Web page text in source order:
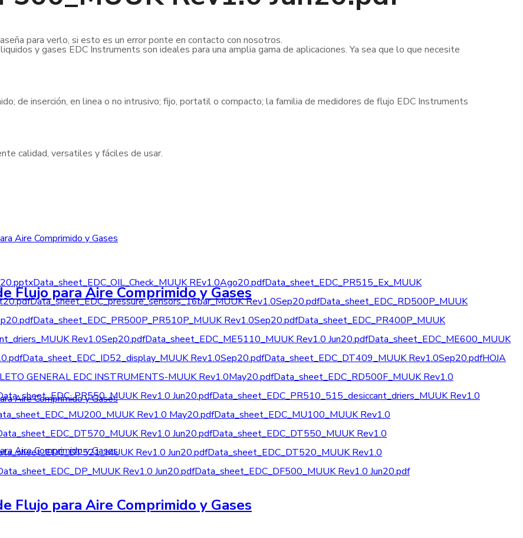
y gases EDC Instruments son ideales para una amplia gama de aplicaciones. Ya sea que lo que necesite
de inserción, en linea o no intrusivo; fijo, portatil o compacto; la familia de medidores de flujo EDC Instruments
calidad, versatiles y fáciles de usar.
Flujo para Aire Comprimido y Gases
Flujo para Aire Comprimido y Gases
para verlo, si esto es un error ponte en contacto con nosotros.
Data_sheet_EDC_OIL_Check_MUUK REv1.0Ago20.pdfData_sheet_EDC_PR515_Ex_MUUK
Data_sheet_EDC_pressure_sensors_16bar_MUUK Rev1.0Sep20.pdfData_sheet_EDC_RD500P_MUUK
Data_sheet_EDC_PR500P_PR510P_MUUK Rev1.0Sep20.pdfData_sheet_EDC_PR400P_MUUK
Rev1.0Sep20.pdfData_sheet_EDC_ME5110_MUUK Rev1.0 Jun20.pdfData_sheet_EDC_ME600_MUUK
Data_sheet_EDC_ID52_display_MUUK Rev1.0Sep20.pdfData_sheet_EDC_DT409_MUUK Rev1.0Sep20.pdfHOJA
GENERAL EDC INSTRUMENTS-MUUK Rev1.0May20.pdfData_sheet_EDC_RD500F_MUUK Rev1.0
Rev1.0 Jun20.pdfData_sheet_EDC_PR510_515_desiccant_driers_MUUK Rev1.0
Rev1.0 May20.pdfData_sheet_EDC_MU100_MUUK Rev1.0
Rev1.0 Jun20.pdfData_sheet_EDC_DT550_MUUK Rev1.0
Rev1.0 Jun20.pdfData_sheet_EDC_DT520_MUUK Rev1.0
Rev1.0 Jun20.pdfData_sheet_EDC_DF500_MUUK Rev1.0 Jun20.pdf